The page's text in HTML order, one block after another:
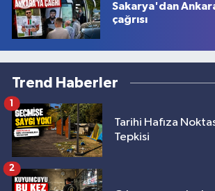
Sakarya'dan
çağrısı
Trend Haberler
Tarihi Hafıza
Tepkisi
1
2